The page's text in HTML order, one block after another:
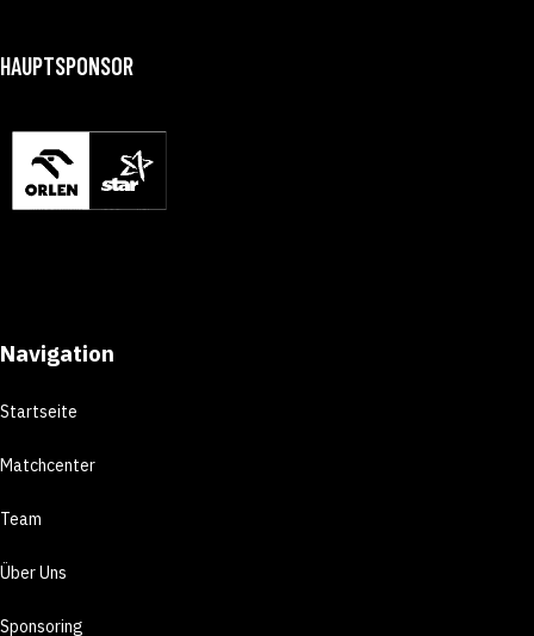
HAUPTSPONSOR
Navigation
Startseite
Matchcenter
Team
Über Uns
Sponsoring